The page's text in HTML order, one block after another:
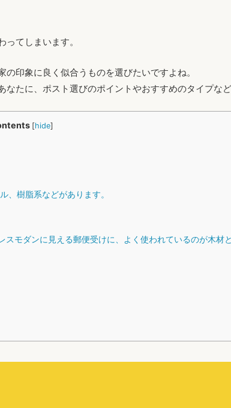
てしまいます。
印象に良く似合うものを選びたいですよね。
たに、ポスト選びのポイントやおすすめのタイプな
[hide]
、樹脂系などがあります。
モダンに見える郵便受けに、よく使われているのが木材